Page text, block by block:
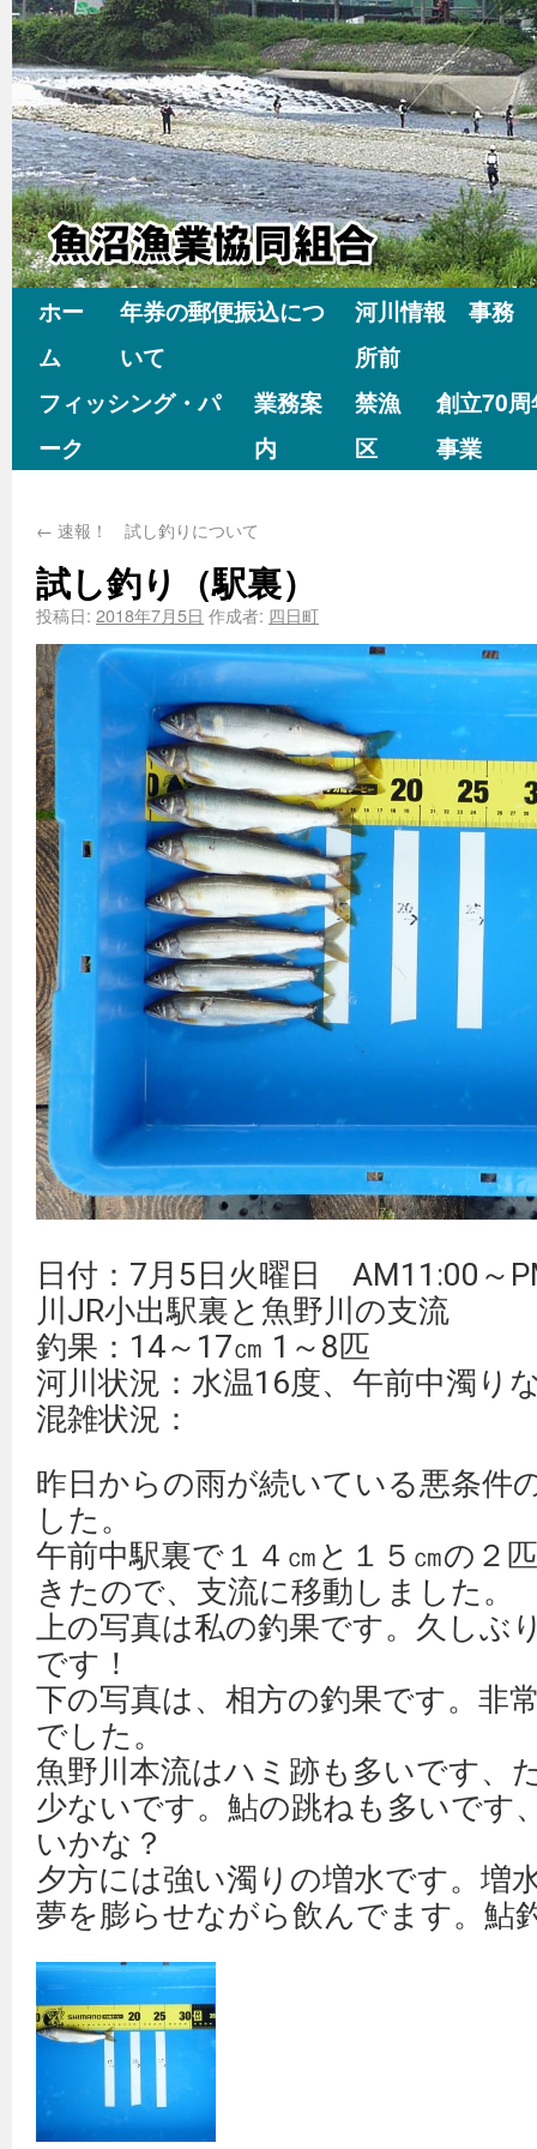
ホー
ム
年券の郵便振込につ
いて
河川情報 事務
所前
フィッシング・パ
ーク
業務案
内
禁漁
区
創立70
事業
← 速報！ 試し釣りについて
試し釣り（駅裏）
投稿日: 2018年7月5日 作成者: 四日町
日付：7月5日火曜日 AM11:00～
川JR小出駅裏と魚野川の支流
釣果：14～17㎝ 1～8匹
河川状況：水温16度、午前中濁り
混雑状況：
昨日からの雨が続いている悪条件
した。
午前中駅裏で１４㎝と１５㎝の２
きたので、支流に移動しました。
上の写真は私の釣果です。久しぶ
です！
下の写真は、相方の釣果です。非
でした。
魚野川本流はハミ跡も多いです、
少ないです。鮎の跳ねも多いです
いかな？
夕方には強い濁りの増水です。増
夢を膨らせながら飲んでます。鮎